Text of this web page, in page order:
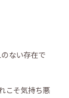
ない存在で
こそ気持ち悪